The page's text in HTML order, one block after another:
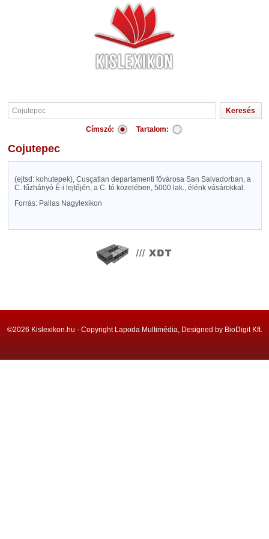
Címszó: Tartalom:
Cojutepec
(ejtsd: kohutepek), Cusçatlan departamenti fővárosa San Salvadorban, a
C. tűzhányó É-i lejtőjén, a C. tó közelében, 5000 lak., élénk vásárokkal.
Forrás: Pallas Nagylexikon
©2026 Kislexikon.hu - Copyright Lapoda Multimédia, Designed by BioDigit Kft.